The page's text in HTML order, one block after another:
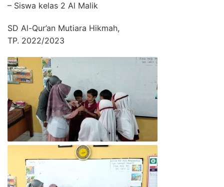
– Siswa kelas 2 Al Malik
SD Al-Qur’an Mutiara Hikmah,
TP. 2022/2023